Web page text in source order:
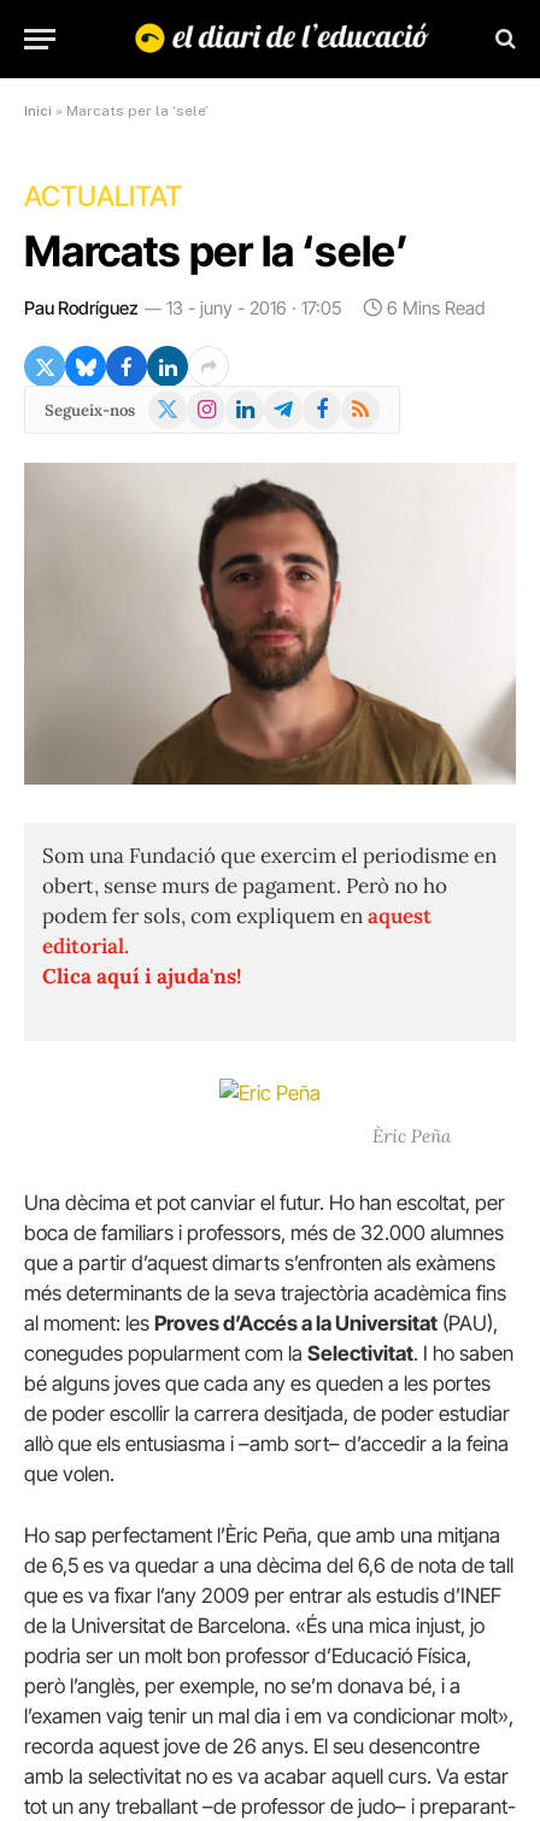
Inici » Marcats per la ‘sele’
ACTUALITAT
Marcats per la ‘sele’
Pau Rodríguez 13 - juny - 2016 · 17:05 6 Mins Read
Segueix-nos
X
Instagram
LinkedInTelegramFacebook
RSS
Som una Fundació que exercim el periodisme en
obert, sense murs de pagament. Però no ho
podem fer sols, com expliquem enaquest
editorial.
Clica aquí i ajuda'ns!
Èric Peña
Una dècima et pot canviar el futur. Ho han escoltat, per
boca de familiars i professors, més de 32.000 alumnes
que a partir d’aquest dimarts s’enfronten als exàmens
més determinants de la seva trajectòria acadèmica fins
al moment: les Proves d’Accés a la Universitat (PAU),
conegudes popularment com la Selectivitat. I ho saben
bé alguns joves que cada any es queden a les portes
de poder escollir la carrera desitjada, de poder estudiar
allò que els entusiasma i –amb sort– d’accedir a la feina
que volen.
Ho sap perfectament l’Èric Peña, que amb una mitjana
de 6,5 es va quedar a una dècima del 6,6 de nota de tall
que es va fixar l’any 2009 per entrar als estudis d’INEF
de la Universitat de Barcelona. «És una mica injust, jo
podria ser un molt bon professor d’Educació Física,
però l’anglès, per exemple, no se’m donava bé, i a
l’examen vaig tenir un mal dia i em va condicionar molt»,
recorda aquest jove de 26 anys. El seu desencontre
amb la selectivitat no es va acabar aquell curs. Va estar
tot un any treballant –de professor de judo– i preparant-